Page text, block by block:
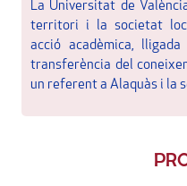
La Universitat de
territori i la societat
acció acadèmica,
transferència del
un referent a Alaquàs i la